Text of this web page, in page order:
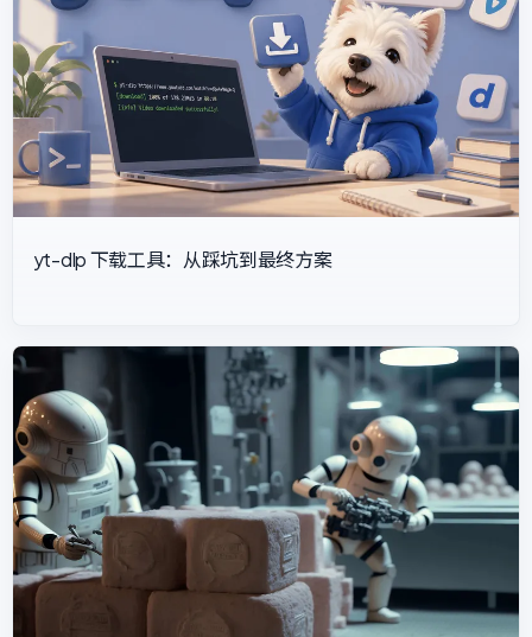
yt-dlp 下载工具：从踩坑到最终方案